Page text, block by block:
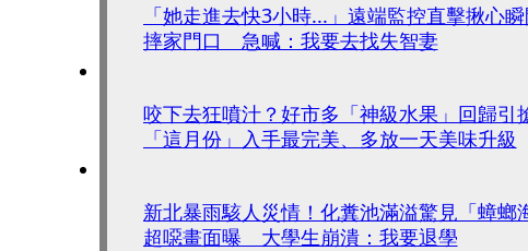
「她走進去快3小時...」遠端監控直擊揪心
摔家門口 急喊：我要去找失智妻
咬下去狂噴汁？好市多「神級水果」回歸
「這月份」入手最完美、多放一天美味升級
新北暴雨駭人災情！化糞池滿溢驚見「蟑螂
超噁畫面曝 大學生崩潰：我要退學